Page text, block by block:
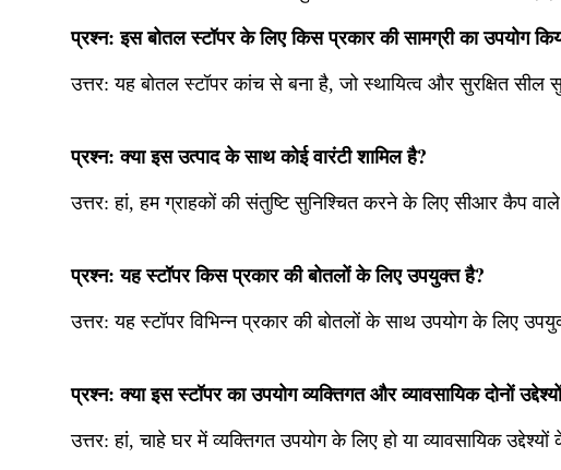
प्रश्न: इस बोतल स्टॉपर के लिए किस प्रकार की सामग्री का उपयोग
उत्तर:यह बोतल स्टॉपर कांच से बना है, जो स्थायित्व और सुरक्षित सील
प्रश्न: क्या इस उत्पाद के साथ कोई वारंटी शामिल है?
उत्तर: हां, हम ग्राहकों की संतुष्टि सुनिश्चित करने के लिए सीआर कैप
प्रश्न: यह स्टॉपर किस प्रकार की बोतलों के लिए उपयुक्त है?
उत्तर:यह स्टॉपर विभिन्न प्रकार की बोतलों के साथ उपयोग के लिए
प्रश्न: क्या इस स्टॉपर का उपयोग व्यक्तिगत और व्यावसायिक दोनों
उत्तर: हां, चाहे घर में व्यक्तिगत उपयोग के लिए हो या व्यावसायिक